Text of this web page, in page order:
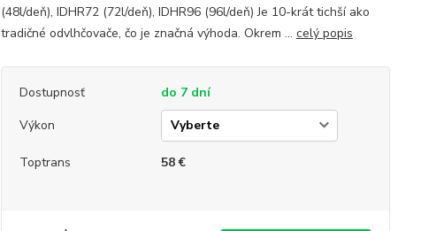
(48l/deň), IDHR72 (72l/deň), IDHR96 (96l/deň) Je 10-krát tichší ako
tradičné odvlhčovače, čo je značná výhoda. Okrem ... celý popis
Dostupnosť
do 7 dní
Výkon
Toptrans 58 €